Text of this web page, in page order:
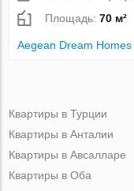
Площадь:70 м²
Aegean Dream Homes
Квартиры в Турции
Квартиры в Анталии
Квартиры в Авсалларе
Квартиры в Оба